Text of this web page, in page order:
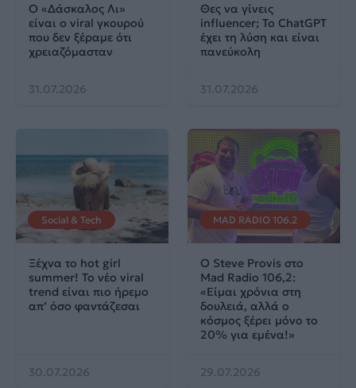
Ο «Δάσκαλος Λι»
είναι ο viral γκουρού
που δεν ξέραμε ότι
χρειαζόμασταν
31.07.2026
Θες να γίνεις
influencer; Το ChatGPT
έχει τη λύση και είναι
πανεύκολη
31.07.2026
Social & Tech
Ξέχνα το hot girl
summer! Το νέο viral
trend είναι πιο ήρεμο
απ’ όσο φαντάζεσαι
30.07.2026
MAD RADIO 106.2
Ο Steve Provis στο
Mad Radio 106,2:
«Είμαι χρόνια στη
δουλειά, αλλά ο
κόσμος ξέρει μόνο το
20% για εμένα!»
29.07.2026